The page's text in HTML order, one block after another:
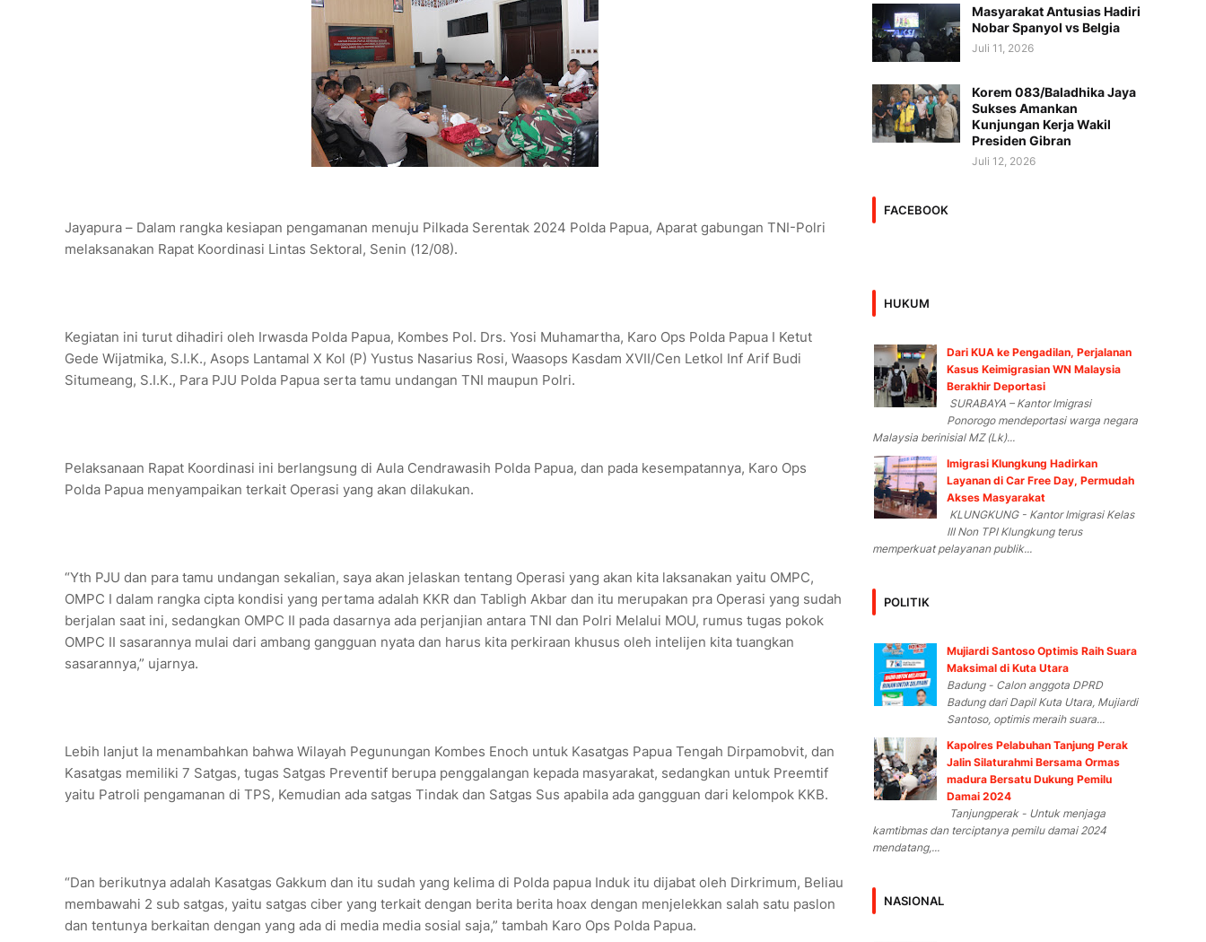
Jayapura – Dalam rangka kesiapan pengamanan menuju Pilkada Serentak 2024 Polda Papua, Aparat gabungan TNI-Polri
melaksanakan Rapat Koordinasi Lintas Sektoral, Senin (12/08).
Kegiatan ini turut dihadiri oleh Irwasda Polda Papua, Kombes Pol. Drs. Yosi Muhamartha, Karo Ops Polda Papua I Ketut
Gede Wijatmika, S.I.K., Asops Lantamal X Kol (P) Yustus Nasarius Rosi, Waasops Kasdam XVII/Cen Letkol Inf Arif Budi
Situmeang, S.I.K., Para PJU Polda Papua serta tamu undangan TNI maupun Polri.
Pelaksanaan Rapat Koordinasi ini berlangsung di Aula Cendrawasih Polda Papua, dan pada kesempatannya, Karo Ops
Polda Papua menyampaikan terkait Operasi yang akan dilakukan.
“Yth PJU dan para tamu undangan sekalian, saya akan jelaskan tentang Operasi yang akan kita laksanakan yaitu OMPC,
OMPC I dalam rangka cipta kondisi yang pertama adalah KKR dan Tabligh Akbar dan itu merupakan pra Operasi yang sudah
berjalan saat ini, sedangkan OMPC II pada dasarnya ada perjanjian antara TNI dan Polri Melalui MOU, rumus tugas pokok
OMPC II sasarannya mulai dari ambang gangguan nyata dan harus kita perkiraan khusus oleh intelijen kita tuangkan
sasarannya,” ujarnya.
Lebih lanjut Ia menambahkan bahwa Wilayah Pegunungan Kombes Enoch untuk Kasatgas Papua Tengah Dirpamobvit, dan
Kasatgas memiliki 7 Satgas, tugas Satgas Preventif berupa penggalangan kepada masyarakat, sedangkan untuk Preemtif
yaitu Patroli pengamanan di TPS, Kemudian ada satgas Tindak dan Satgas Sus apabila ada gangguan dari kelompok KKB.
“Dan berikutnya adalah Kasatgas Gakkum dan itu sudah yang kelima di Polda papua Induk itu dijabat oleh Dirkrimum, Beliau
membawahi 2 sub satgas, yaitu satgas ciber yang terkait dengan berita berita hoax dengan menjelekkan salah satu paslon
dan tentunya berkaitan dengan yang ada di media media sosial saja,” tambah Karo Ops Polda Papua.
Masyarakat Antusias Hadiri
Nobar Spanyol vs Belgia
Juli 11, 2026
Korem 083/Baladhika Jaya
Sukses Amankan
Kunjungan Kerja Wakil
Presiden Gibran
Juli 12, 2026
FACEBOOK
HUKUM
Dari KUA ke Pengadilan, Perjalanan
Kasus Keimigrasian WN Malaysia
Berakhir Deportasi
SURABAYA – Kantor Imigrasi
Ponorogo mendeportasi warga negara
Malaysia berinisial MZ (Lk)...
Imigrasi Klungkung Hadirkan
Layanan di Car Free Day, Permudah
Akses Masyarakat
KLUNGKUNG - Kantor Imigrasi Kelas
III Non TPI Klungkung terus
memperkuat pelayanan publik...
POLITIK
Mujiardi Santoso Optimis Raih Suara
Maksimal di Kuta Utara
Badung - Calon anggota DPRD
Badung dari Dapil Kuta Utara, Mujiardi
Santoso, optimis meraih suara...
Kapolres Pelabuhan Tanjung Perak
Jalin Silaturahmi Bersama Ormas
madura Bersatu Dukung Pemilu
Damai 2024
Tanjungperak - Untuk menjaga
kamtibmas dan terciptanya pemilu damai 2024
mendatang,...
NASIONAL